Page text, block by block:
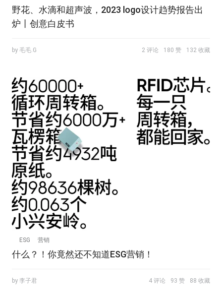
野花、水滴和超声波，2023 logo设计趋势报告出
炉丨创意白皮书
by 毛毛.G 2 评论 180 赞 132 收藏
ESG 营销
什么？！你竟然还不知道ESG营销！
by 李子君 4 评论 93 赞 88 收藏